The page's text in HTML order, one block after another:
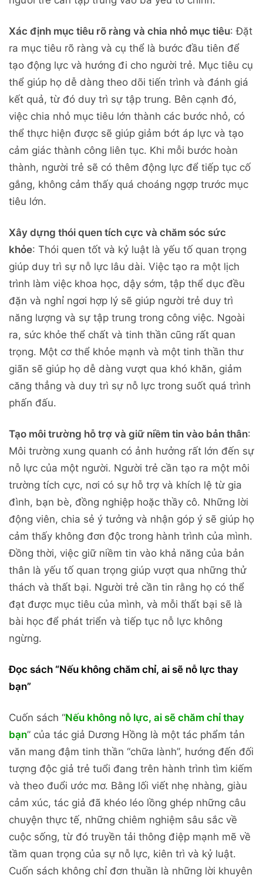
Xác định mục tiêu rõ ràng và chia nhỏ mục tiêu: Đặt
ra mục tiêu rõ ràng và cụ thể là bước đầu tiên để
tạo động lực và hướng đi cho người trẻ. Mục tiêu cụ
thể giúp họ dễ dàng theo dõi tiến trình và đánh giá
kết quả, từ đó duy trì sự tập trung. Bên cạnh đó,
việc chia nhỏ mục tiêu lớn thành các bước nhỏ, có
thể thực hiện được sẽ giúp giảm bớt áp lực và tạo
cảm giác thành công liên tục. Khi mỗi bước hoàn
thành, người trẻ sẽ có thêm động lực để tiếp tục cố
gắng, không cảm thấy quá choáng ngợp trước mục
tiêu lớn.
Xây dựng thói quen tích cực và chăm sóc sức
khỏe: Thói quen tốt và kỷ luật là yếu tố quan trọng
giúp duy trì sự nỗ lực lâu dài. Việc tạo ra một lịch
trình làm việc khoa học, dậy sớm, tập thể dục đều
đặn và nghỉ ngơi hợp lý sẽ giúp người trẻ duy trì
năng lượng và sự tập trung trong công việc. Ngoài
ra, sức khỏe thể chất và tinh thần cũng rất quan
trọng. Một cơ thể khỏe mạnh và một tinh thần thư
giãn sẽ giúp họ dễ dàng vượt qua khó khăn, giảm
căng thẳng và duy trì sự nỗ lực trong suốt quá trình
phấn đấu.
Tạo môi trường hỗ trợ và giữ niềm tin vào bản thân:
Môi trường xung quanh có ảnh hưởng rất lớn đến sự
nỗ lực của một người. Người trẻ cần tạo ra một môi
trường tích cực, nơi có sự hỗ trợ và khích lệ từ gia
đình, bạn bè, đồng nghiệp hoặc thầy cô. Những lời
động viên, chia sẻ ý tưởng và nhận góp ý sẽ giúp họ
cảm thấy không đơn độc trong hành trình của mình.
Đồng thời, việc giữ niềm tin vào khả năng của bản
thân là yếu tố quan trọng giúp vượt qua những thử
thách và thất bại. Người trẻ cần tin rằng họ có thể
đạt được mục tiêu của mình, và mỗi thất bại sẽ là
bài học để phát triển và tiếp tục nỗ lực không
ngừng.
Đọc sách “Nếu không chăm chỉ, ai sẽ nỗ lực thay
bạn”
Cuốn sách “Nếu không nỗ lực, ai sẽ chăm chỉ thay
bạn” của tác giả Dương Hồng là một tác phẩm tản
văn mang đậm tinh thần “chữa lành”, hướng đến đối
tượng độc giả trẻ tuổi đang trên hành trình tìm kiếm
và theo đuổi ước mơ. Bằng lối viết nhẹ nhàng, giàu
cảm xúc, tác giả đã khéo léo lồng ghép những câu
chuyện thực tế, những chiêm nghiệm sâu sắc về
cuộc sống, từ đó truyền tải thông điệp mạnh mẽ về
tầm quan trọng của sự nỗ lực, kiên trì và kỷ luật.
Cuốn sách không chỉ đơn thuần là những lời khuyên